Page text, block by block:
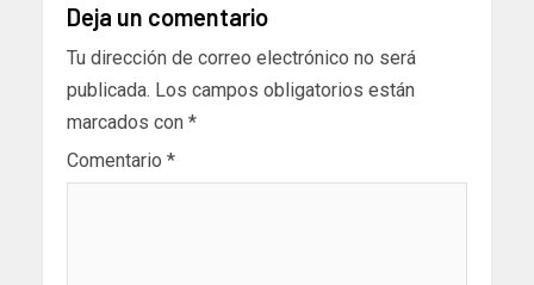
Deja un comentario
Tu dirección de correo electrónico no será
publicada. Los campos obligatorios están
marcados con *
Comentario *